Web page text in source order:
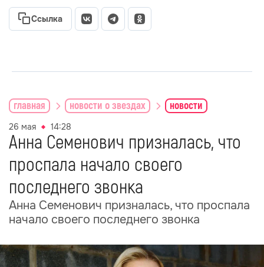
Ссылка
главная новости о звездах новости
26 мая 14:28
Анна Семенович призналась, что
проспала начало своего
последнего звонка
Анна Семенович призналась, что проспала
начало своего последнего звонка